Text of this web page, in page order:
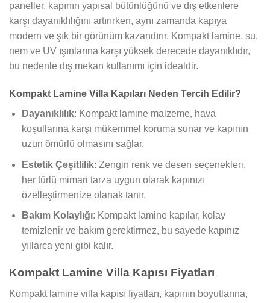
paneller, kapının yapısal bütünlüğünü ve dış etkenlere
karşı dayanıklılığını artırırken, aynı zamanda kapıya
modern ve şık bir görünüm kazandırır. Kompakt lamine, su,
nem ve UV ışınlarına karşı yüksek derecede dayanıklıdır,
bu nedenle dış mekan kullanımı için idealdir.
Kompakt Lamine Villa Kapıları Neden Tercih Edilir?
Dayanıklılık: Kompakt lamine malzeme, hava
koşullarına karşı mükemmel koruma sunar ve kapının
uzun ömürlü olmasını sağlar.
Estetik Çeşitlilik: Zengin renk ve desen seçenekleri,
her türlü mimari tarza uygun olarak kapınızı
özelleştirmenize olanak tanır.
Bakım Kolaylığı: Kompakt lamine kapılar, kolay
temizlenir ve bakım gerektirmez, bu sayede kapınız
yıllarca yeni gibi kalır.
Kompakt Lamine Villa Kapısı Fiyatları
Kompakt lamine villa kapısı fiyatları, kapının boyutlarına,